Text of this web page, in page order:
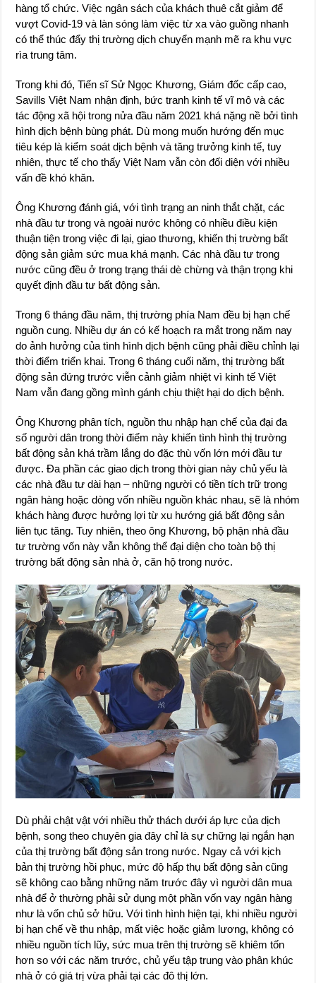
hàng tổ chức. Việc ngân sách của khách thuê cắt giảm để
vượt Covid-19 và làn sóng làm việc từ xa vào guồng nhanh
có thể thúc đẩy thị trường dịch chuyển mạnh mẽ ra khu vực
rìa trung tâm.
Trong khi đó, Tiến sĩ Sử Ngọc Khương, Giám đốc cấp cao,
Savills Việt Nam nhận định, bức tranh kinh tế vĩ mô và các
tác động xã hội trong nửa đầu năm 2021 khá nặng nề bởi tình
hình dịch bệnh bùng phát. Dù mong muốn hướng đến mục
tiêu kép là kiểm soát dịch bệnh và tăng trưởng kinh tế, tuy
nhiên, thực tế cho thấy Việt Nam vẫn còn đối diện với nhiều
vấn đề khó khăn.
Ông Khương đánh giá, với tình trạng an ninh thắt chặt, các
nhà đầu tư trong và ngoài nước không có nhiều điều kiện
thuận tiện trong việc đi lại, giao thương, khiến thị trường bất
động sản giảm sức mua khá mạnh. Các nhà đầu tư trong
nước cũng đều ở trong trạng thái dè chừng và thận trọng khi
quyết định đầu tư bất động sản.
Trong 6 tháng đầu năm, thị trường phía Nam đều bị hạn chế
nguồn cung. Nhiều dự án có kế hoạch ra mắt trong năm nay
do ảnh hưởng của tình hình dịch bệnh cũng phải điều chỉnh lại
thời điểm triển khai. Trong 6 tháng cuối năm, thị trường bất
động sản đứng trước viễn cảnh giảm nhiệt vì kinh tế Việt
Nam vẫn đang gồng mình gánh chịu thiệt hại do dịch bệnh.
Ông Khương phân tích, nguồn thu nhập hạn chế của đại đa
số người dân trong thời điểm này khiến tình hình thị trường
bất động sản khá trầm lắng do đặc thù vốn lớn mới đầu tư
được. Đa phần các giao dịch trong thời gian này chủ yếu là
các nhà đầu tư dài hạn – những người có tiền tích trữ trong
ngân hàng hoặc dòng vốn nhiều nguồn khác nhau, sẽ là nhóm
khách hàng được hưởng lợi từ xu hướng giá bất động sản
liên tục tăng. Tuy nhiên, theo ông Khương, bộ phận nhà đầu
tư trường vốn này vẫn không thể đại diện cho toàn bộ thị
trường bất động sản nhà ở, căn hộ trong nước.
Dù phải chật vật với nhiều thử thách dưới áp lực của dịch
bệnh, song theo chuyên gia đây chỉ là sự chững lại ngắn hạn
của thị trường bất động sản trong nước. Ngay cả với kịch
bản thị trường hồi phục, mức độ hấp thụ bất động sản cũng
sẽ không cao bằng những năm trước đây vì người dân mua
nhà để ở thường phải sử dụng một phần vốn vay ngân hàng
như là vốn chủ sở hữu. Với tình hình hiện tại, khi nhiều người
bị hạn chế về thu nhập, mất việc hoặc giảm lương, không có
nhiều nguồn tích lũy, sức mua trên thị trường sẽ khiêm tốn
hơn so với các năm trước, chủ yếu tập trung vào phân khúc
nhà ở có giá trị vừa phải tại các đô thị lớn.